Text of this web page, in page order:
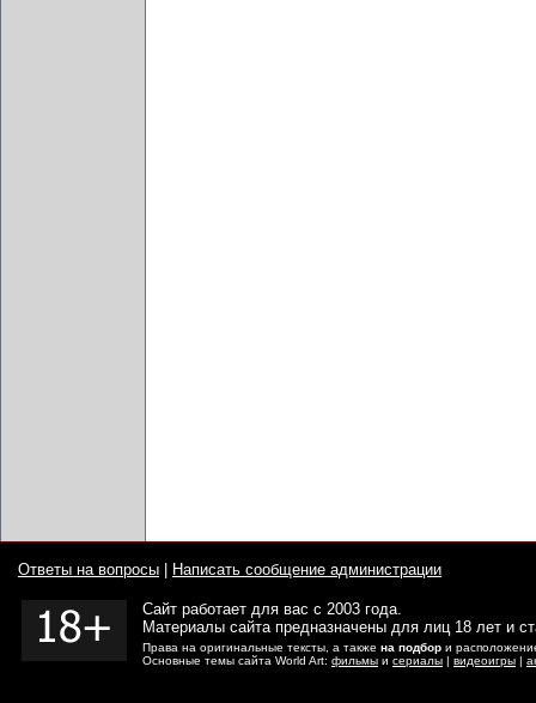
Ответы на вопросы Написать сообщение администрации
Сайт работает для вас с 2003 года.
Материалы сайта предназначены для лиц 18 лет и
Права на оригинальные тексты, а также на подбор и
Основные темы сайта World Art: фильмы и сериалы | видеоигры |